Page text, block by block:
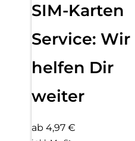
SIM-Karten
Service: Wir
helfen Dir
weiter
ab 4,97 €